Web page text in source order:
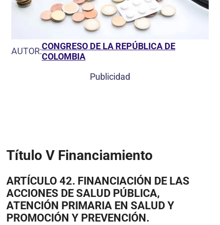
AUTOR:CONGRESO DE LA REPÚBLICA DE
COLOMBIA
Publicidad
Título V Financiamiento
ARTÍCULO 42. FINANCIACIÓN DE LAS
ACCIONES DE SALUD PÚBLICA,
ATENCIÓN PRIMARIA EN SALUD Y
PROMOCIÓN Y PREVENCIÓN.